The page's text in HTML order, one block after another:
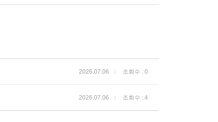
2026.07.06 조회수 : 0
2026.07.06 조회수 : 4